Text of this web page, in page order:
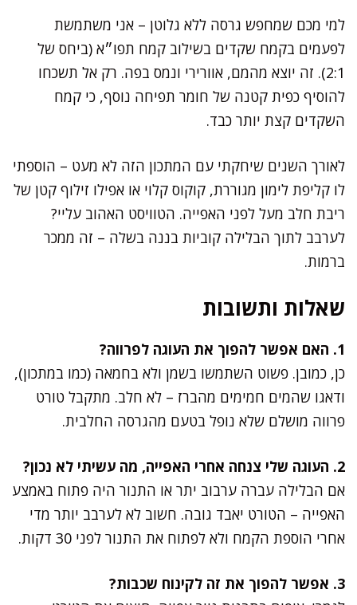
למי מכם שמחפש גרסה ללא גלוטן – אני משתמשת
לפעמים בקמח שקדים בשילוב קמח תפו״א (ביחס של
2:1). זה יוצא מהמם, אוורירי ונמס בפה. רק אל תשכחו
להוסיף כפית קטנה של חומר תפיחה נוסף, כי קמח
השקדים קצת יותר כבד.
לאורך השנים שיחקתי עם המתכון הזה לא מעט – הוספתי
לו קליפת לימון מגוררת, קוקוס קלוי או אפילו זילוף קטן של
ריבת חלב מעל לפני האפייה. הטוויסט האהוב עליי?
לערבב לתוך הבלילה קוביות בננה בשלה – זה ממכר
ברמות.
שאלות ותשובות
1. האם אפשר להפוך את העוגה לפרווה?
כן, כמובן. פשוט השתמשו בשמן ולא בחמאה (כמו במתכון),
ודאגו שהמים חמימים מהברז – לא חלב. מתקבל טורט
פרווה מושלם שלא נופל בטעם מהגרסה החלבית.
2. העוגה שלי צנחה אחרי האפייה, מה עשיתי לא נכון?
אם הבלילה עברה ערבוב יתר או התנור היה פתוח באמצע
האפייה – הטורט יאבד גובה. חשוב לא לערבב יותר מדי
אחרי הוספת הקמח ולא לפתוח את התנור לפני 30 דקות.
3. אפשר להפוך את זה לקינוח שכבות?